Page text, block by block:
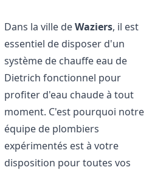
Dans la ville deWaziers, il est
essentiel de disposer d'un
système de chauffe eau de
Dietrich fonctionnel pour
profiter d'eau chaude à tout
moment. C'est pourquoi notre
équipe de plombiers
expérimentés est à votre
disposition pour toutes vos